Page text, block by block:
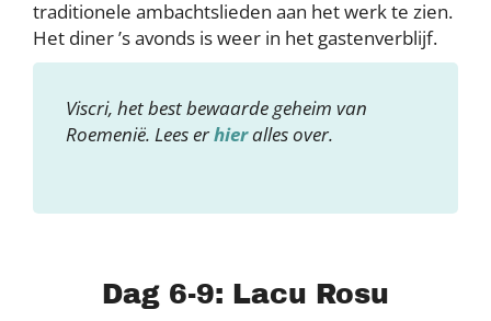
traditionele ambachtslieden aan het werk te zien.
Het diner ’s avonds is weer in het gastenverblijf.
Viscri, het best bewaarde geheim van
Roemenië. Lees erhieralles over.
Dag 6-9: Lacu Rosu